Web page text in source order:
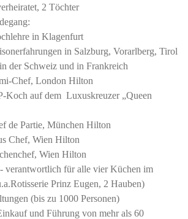
2 Töchter
in Klagenfurt
in Salzburg, Vorarlberg, Tirol
der Schweiz und in Frankreich
Chef, London Hilton
Koch auf dem Luxuskreuzer „Queen
de Partie, München Hilton
Chef, Wien Hilton
Wien Hilton
verantwortlich für alle vier Küchen im
Prinz Eugen, 2 Hauben)
(bis zu 1000 Personen)
und Führung von mehr als 60